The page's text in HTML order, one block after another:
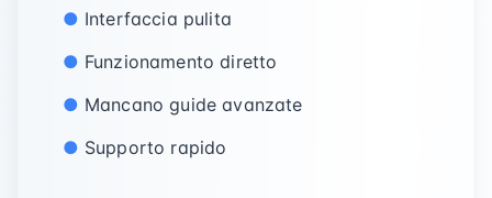
Interfaccia pulita
Funzionamento diretto
Mancano guide avanzate
Supporto rapido